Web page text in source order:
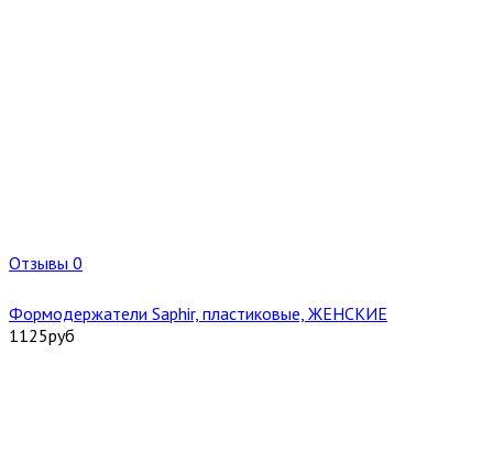
Отзывы 0
Формодержатели Saphir, пластиковые, ЖЕНСКИЕ
1125руб